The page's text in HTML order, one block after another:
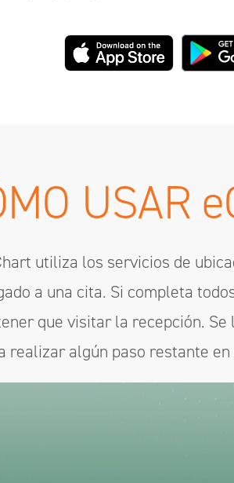
USAR e
utiliza los servicios de
a una cita. Si completa
que visitar la recepción.
realizar algún paso restante